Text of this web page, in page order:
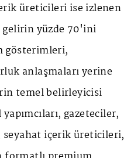
üreticileri ise izlenen
gelirin yüzde 70'ini
gösterimleri,
anlaşmaları yerine
temel belirleyicisi
gazeteciler,
içerik üreticileri,